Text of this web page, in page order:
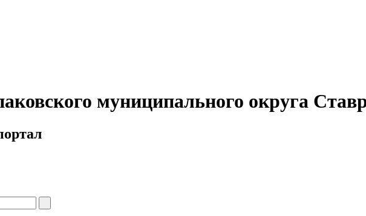
муниципального округа